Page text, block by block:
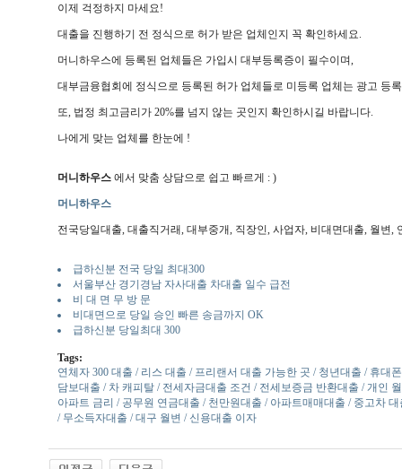
이제 걱정하지 마세요!
대출을 진행하기 전 정식으로 허가 받은 업체인지 꼭 확인하세요.
머니하우스에 등록된 업체들은 가입시 대부등록증이 필수이며,
대부금융협회에 정식으로 등록된 허가 업체들로 미등록 업체는 광고 등
또, 법정 최고금리가 20%를 넘지 않는 곳인지 확인하시길 바랍니다.
나에게 맞는 업체를 한눈에 !
머니하우스에서 맞춤 상담으로 쉽고 빠르게 : )
머니하우스
전국당일대출, 대출직거래, 대부중개, 직장인, 사업자, 비대면대출, 월변,
급하신분 전국 당일 최대300
서울부산 경기경남 자사대출 차대출 일수 급전
비 대 면 무 방 문
비대면으로 당일 승인 빠른 송금까지 OK
급하신분 당일최대 300
Tags:
연체자 300 대출 / 리스 대출 / 프리랜서 대출 가능한 곳 / 청년대출 / 휴
담보대출 / 차 캐피탈 / 전세자금대출 조건 / 전세보증금 반환대출 / 개인
아파트 금리 / 공무원 연금대출 / 천만원대출 / 아파트매매대출 / 중고차
/ 무소득자대출 / 대구 월변 / 신용대출 이자